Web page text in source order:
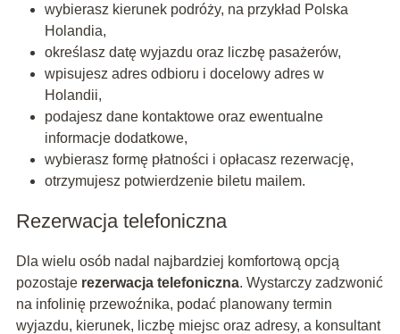
wybierasz kierunek podróży, na przykład Polska
Holandia,
określasz datę wyjazdu oraz liczbę pasażerów,
wpisujesz adres odbioru i docelowy adres w
Holandii,
podajesz dane kontaktowe oraz ewentualne
informacje dodatkowe,
wybierasz formę płatności i opłacasz rezerwację,
otrzymujesz potwierdzenie biletu mailem.
Rezerwacja telefoniczna
Dla wielu osób nadal najbardziej komfortową opcją
pozostaje rezerwacja telefoniczna. Wystarczy zadzwonić
na infolinię przewoźnika, podać planowany termin
wyjazdu, kierunek, liczbę miejsc oraz adresy, a konsultant